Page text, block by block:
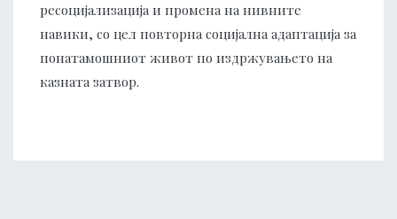
ресоцијализација и промена на нивните
навики, со цел повторна социјална адаптација за
понатамошниот живот по издржувањето на
казната затвор.